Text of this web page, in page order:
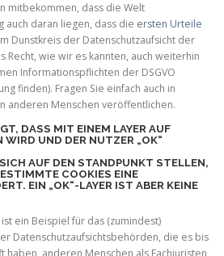
mitbekommen, dass die Welt
auch daran liegen, dass die ersten Urteile
Dunstkreis der Datenschutzaufsicht der
Recht, wie wir es kannten, auch weiterhin
Informationspflichten der DSGVO
finden). Fragen Sie einfach auch in
anderen Menschen veröffentlichen.
DASS MIT EINEM LAYER AUF
WIRD UND DER NUTZER „OK“
AUF DEN STANDPUNKT STELLEN,
COOKIES EINE
EIN „OK“-LAYER IST ABER KEINE
ein Beispiel für das (zumindest)
Datenschutzaufsichtsbehörden, die es bis